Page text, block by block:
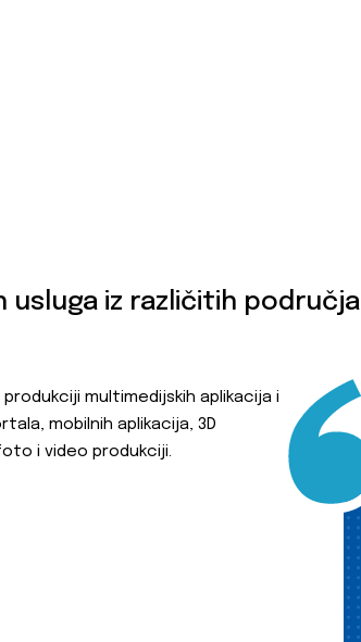
usluga iz različitih područja
multimedijskih aplikacija i
mobilnih aplikacija, 3D
foto i video produkciji.